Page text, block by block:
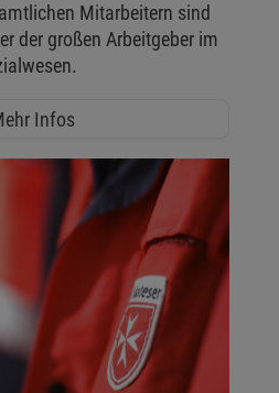
Mitarbeitern sind
der großen Arbeitgeber im
Infos